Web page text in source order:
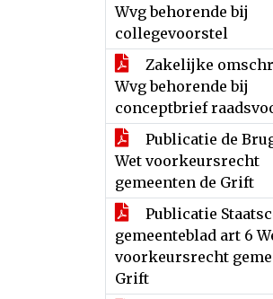
Wvg behorende bij
collegevoorstel
Zakelijke
Wvg behorende bij
conceptbrief
Publicatie de
Wet voorkeursrecht
gemeenten de Grift
Publicatie
gemeenteblad art 6
voorkeursrecht
Grift